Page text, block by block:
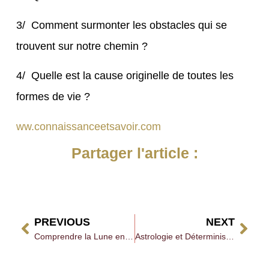
3/ Comment surmonter les obstacles qui se
trouvent sur notre chemin ?
4/ Quelle est la cause originelle de toutes les
formes de vie ?
ww.connaissanceetsavoir.com
Partager l'article :
PREVIOUS
Comprendre la Lune en Astrologie Ésotérique
NEXT
Astrologie et Déterminisme